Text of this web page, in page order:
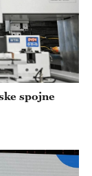
spojne